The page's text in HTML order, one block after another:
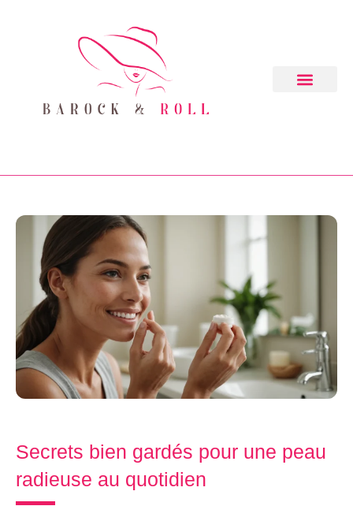
Secrets bien gardés pour une peau
radieuse au quotidien